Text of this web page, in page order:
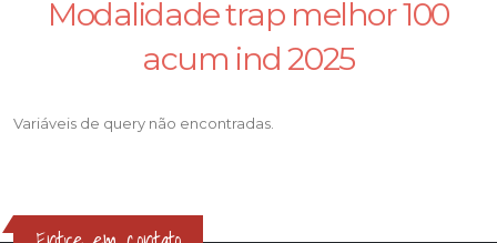
Modalidade trap melhor 100
acum ind 2025
Variáveis de query não encontradas.